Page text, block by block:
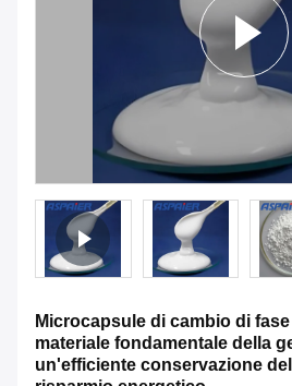
Microcapsule di cambio di fase
materiale fondamentale della
un'efficiente conservazione